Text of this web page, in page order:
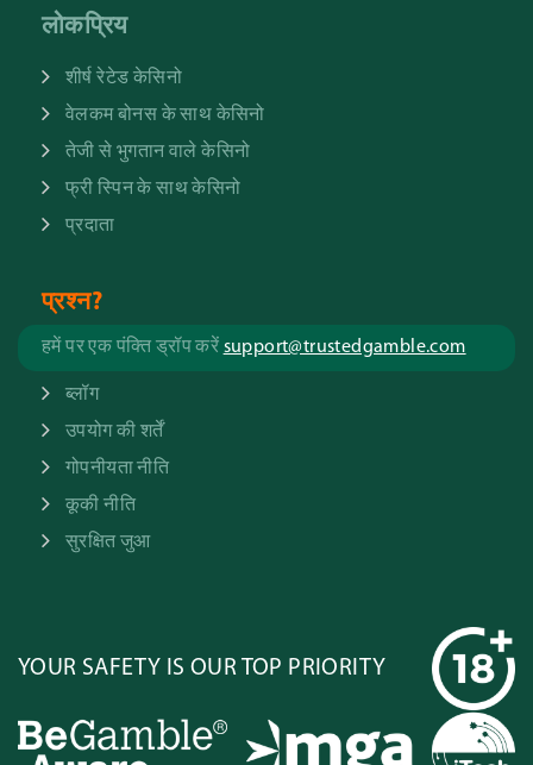
लोकप्रिय
शीर्ष रेटेड केसिनो
वेलकम बोनस के साथ केसिनो
तेजी से भुगतान वाले केसिनो
फ्री स्पिन के साथ केसिनो
प्रदाता
प्रश्न?
हमें पर एक पंक्ति ड्रॉप करें support@trustedgamble.com
ब्लॉग
उपयोग की शर्तें
गोपनीयता नीति
कूकी नीति
सुरक्षित जुआ
YOUR SAFETY IS OUR TOP PRIORITY